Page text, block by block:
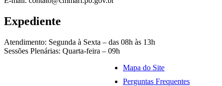
Expediente
Atendimento: Segunda à Sexta – das 08h às 13h
Sessões Plenárias: Quarta-feira – 09h
Mapa do Site
Perguntas Frequentes